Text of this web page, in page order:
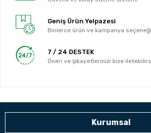
Geniş Ürün Yelpazesi
Binlerce ürün ve kampanya seçeneği
7 / 24 DESTEK
Öneri ve şikayetlerinizi bize
Kurumsal